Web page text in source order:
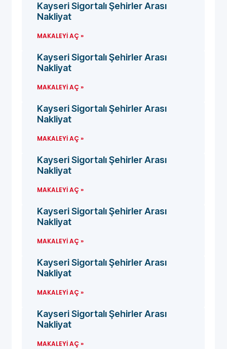
Kayseri Sigortalı Şehirler Arası
Nakliyat
MAKALEYI AÇ »
Kayseri Sigortalı Şehirler Arası
Nakliyat
MAKALEYI AÇ »
Kayseri Sigortalı Şehirler Arası
Nakliyat
MAKALEYI AÇ »
Kayseri Sigortalı Şehirler Arası
Nakliyat
MAKALEYI AÇ »
Kayseri Sigortalı Şehirler Arası
Nakliyat
MAKALEYI AÇ »
Kayseri Sigortalı Şehirler Arası
Nakliyat
MAKALEYI AÇ »
Kayseri Sigortalı Şehirler Arası
Nakliyat
MAKALEYI AÇ »